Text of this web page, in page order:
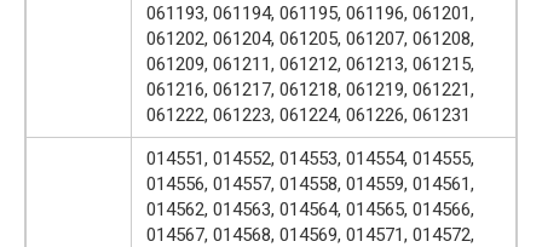
061193, 061194, 061195, 061196, 061201,
061202, 061204, 061205, 061207, 061208,
061209, 061211, 061212, 061213, 061215,
061216, 061217, 061218, 061219, 061221,
061222, 061223, 061224, 061226, 061231
014551, 014552, 014553, 014554, 014555,
014556, 014557, 014558, 014559, 014561,
014562, 014563, 014564, 014565, 014566,
014567, 014568, 014569, 014571, 014572,